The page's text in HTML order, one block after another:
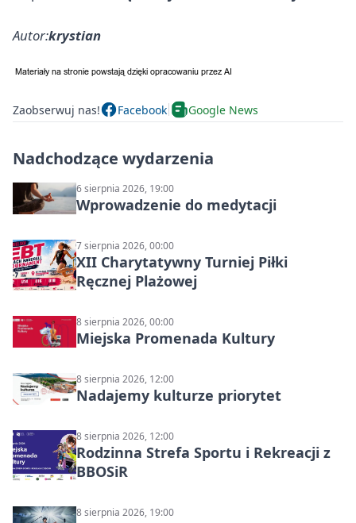
Autor:krystian
Zaobserwuj nas! Facebook Google News
Nadchodzące wydarzenia
6 sierpnia 2026, 19:00
Wprowadzenie do medytacji
7 sierpnia 2026, 00:00
XII Charytatywny Turniej Piłki
Ręcznej Plażowej
8 sierpnia 2026, 00:00
Miejska Promenada Kultury
8 sierpnia 2026, 12:00
Nadajemy kulturze priorytet
8 sierpnia 2026, 12:00
Rodzinna Strefa Sportu i Rekreacji z
BBOSiR
8 sierpnia 2026, 19:00